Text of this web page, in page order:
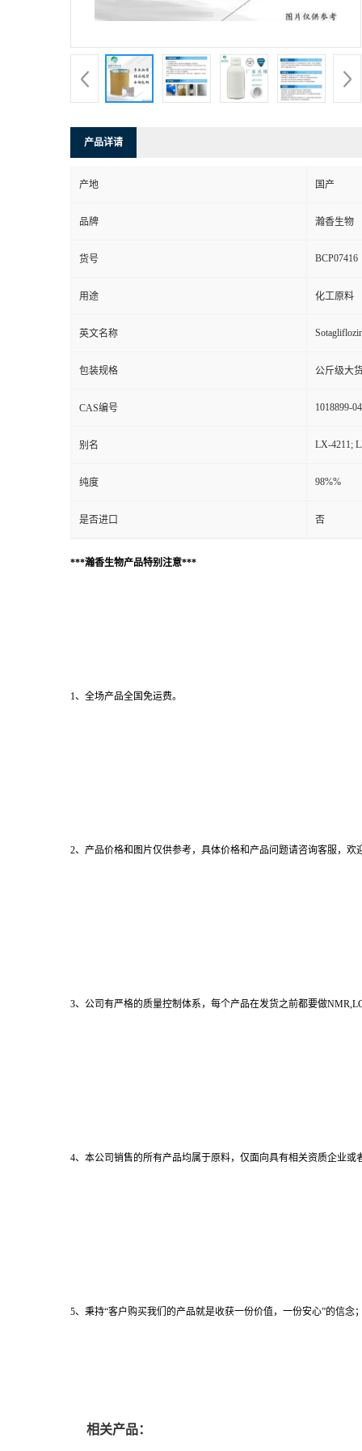
产品详请
产地 国产
品牌 瀚香生物
货号 BCP07416
用途 化工原料
英文名称
包装规格 公斤级大
CAS编号 1018899-
别名 LX-4211;
纯度 98%%
是否进口 否
***瀚香生物产品特别注意***
1、全场产品全国免运费。
2、产品价格和图片仅供参考，具体价格和产品问题请咨询客服，欢
3、公司有严格的质量控制体系，每个产品在发货之前都要做
4、本公司销售的所有产品均属于原料，仅面向具有相关资质企业
5、秉持“客户购买我们的产品就是收获一份价值，一份安心”的信念
相关产品：